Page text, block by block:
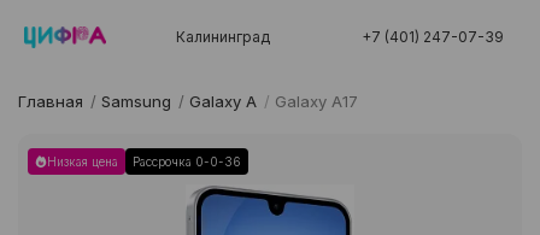
Калининград +7 (401) 247-07-39
Главная / Samsung / Galaxy A / Galaxy A17
Низкая цена Рассрочка 0-0-36